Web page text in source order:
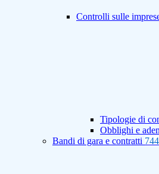
Controlli sulle
Tipologie di
Obblighi e
Bandi di gara e contratti 744